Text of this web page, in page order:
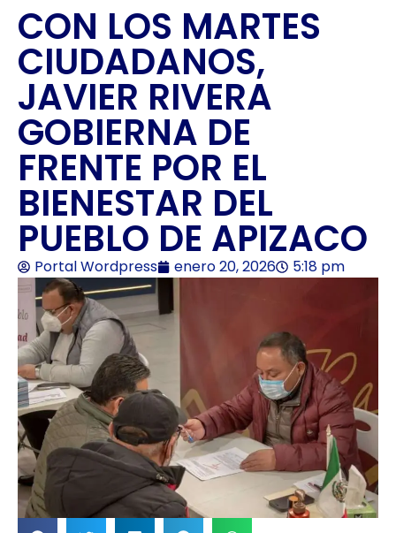
CON LOS MARTES
CIUDADANOS,
JAVIER RIVERA
GOBIERNA DE
FRENTE POR EL
BIENESTAR DEL
PUEBLO DE APIZACO
Portal Wordpress enero 20, 2026 5:18 pm